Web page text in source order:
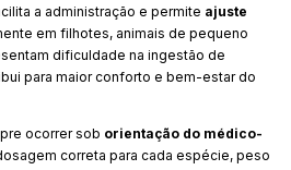
a administração e permite ajuste
em filhotes, animais de pequeno
dificuldade na ingestão de
para maior conforto e bem-estar do
ocorrer sob orientação do médico-
correta para cada espécie, peso